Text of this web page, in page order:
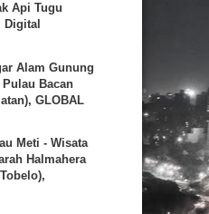
Api Tugu
Digital
Alam Gunung
Bacan
GLOBAL
Meti - Wisata
Halmahera